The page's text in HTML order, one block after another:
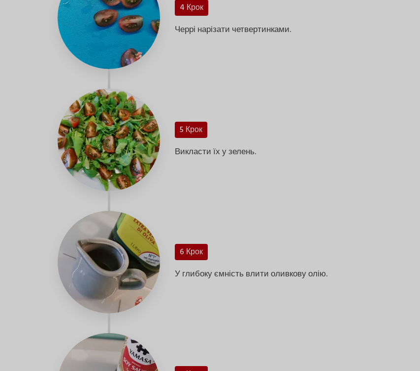
4 Крок
Черрі нарізати четвертинками.
5 Крок
Викласти їх у зелень.
6 Крок
У глибоку ємність влити оливкову олію.